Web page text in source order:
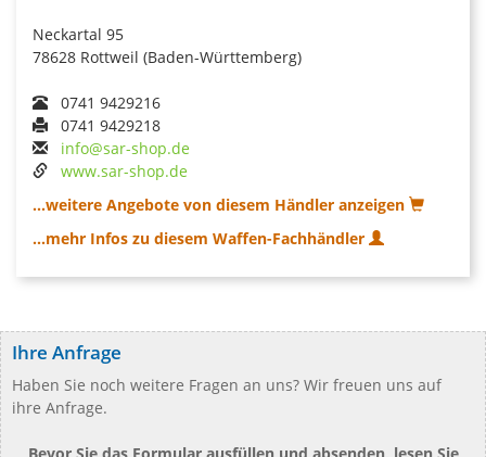
Neckartal 95
78628 Rottweil (Baden-Württemberg)
0741 9429216
0741 9429218
info@sar-shop.de
www.sar-shop.de
...weitere Angebote von diesem Händler anzeigen
...mehr Infos zu diesem Waffen-Fachhändler
Ihre Anfrage
Haben Sie noch weitere Fragen an uns? Wir freuen uns auf
ihre Anfrage.